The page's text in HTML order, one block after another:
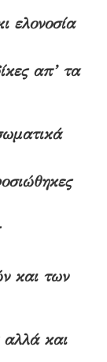
ελονοσία
απ’ τα
και των
αλλά και